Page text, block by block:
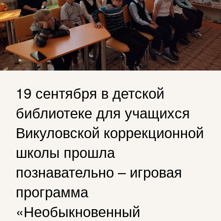
19 сентября в детской
библиотеке для учащихся
Викуловской коррекционной
школы прошла
познавательно – игровая
программа
«Необыкновенный